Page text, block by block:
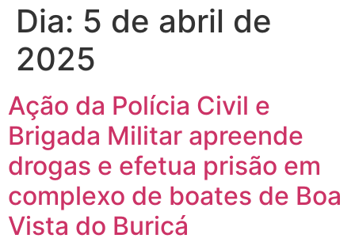
Dia: 5 de abril de
2025
Ação da Polícia Civil e
Brigada Militar apreende
drogas e efetua prisão em
complexo de boates de Boa
Vista do Buricá